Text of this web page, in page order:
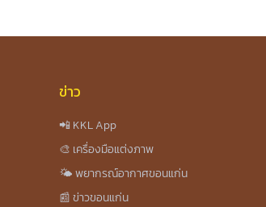
ข่าว
📲 KKL App
🎨 เครื่องมือแต่งภาพ
🌤️ พยากรณ์อากาศขอนแก่น
📰 ข่าวขอนแก่น